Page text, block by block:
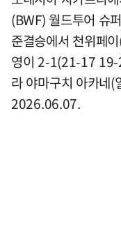
(BWF) 월드투어 슈
준결승에서 천위페
영이 2-1(21-17 19-
라 야마구치 아카네
2026.06.07.